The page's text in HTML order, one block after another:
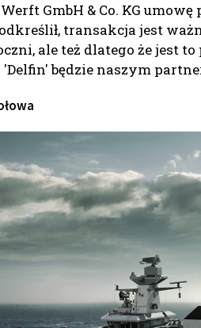
GmbH & Co. KG
transakcja jest
ale też dlatego że jest
będzie naszym